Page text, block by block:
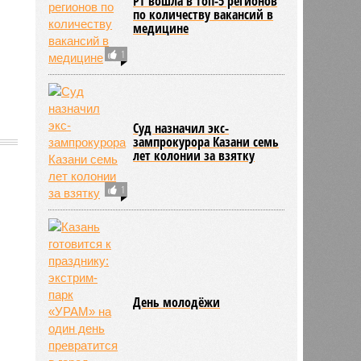
1
по количеству вакансий в
медицине
1
Суд назначил экс-
зампрокурора Казани семь
лет колонии за взятку
День молодёжи